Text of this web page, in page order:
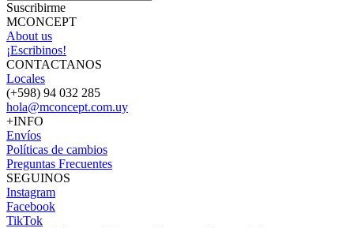
Suscribirme
MCONCEPT
About us
¡Escribinos!
CONTACTANOS
Locales
(+598) 94 032 285
hola@mconcept.com.uy
+INFO
Envíos
Políticas de cambios
Preguntas Frecuentes
SEGUINOS
Instagram
Facebook
TikTok